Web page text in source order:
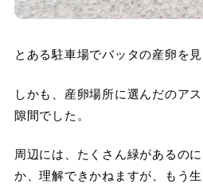
とある駐車場でバッタの産卵を見
しかも、産卵場所に選んだのア
隙間でした。
周辺には、たくさん緑があるの
か、理解できかねますが、もう